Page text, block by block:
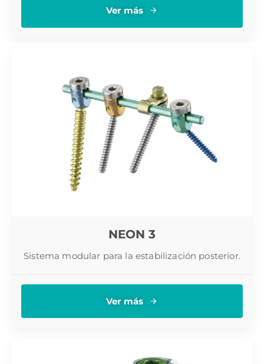
Ver más
NEON 3
Sistema modular para la estabilización posterior.
Ver más